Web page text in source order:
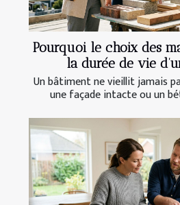
Pourquoi le choix des
la durée de vie
Un bâtiment ne vieillit jamais
une façade intacte ou un